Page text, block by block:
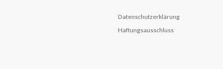
Datenschutzerklärung
Haftungsausschluss